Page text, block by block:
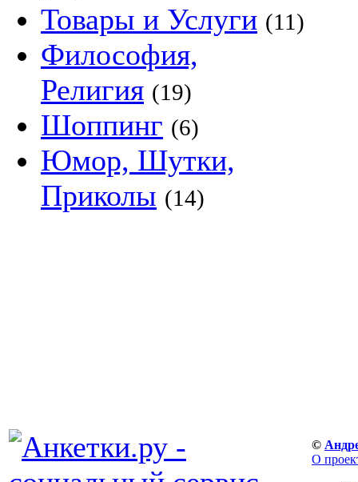
Товары и Услуги (11)
Философия,
Религия (19)
Шоппинг (6)
Юмор, Шутки,
Приколы (14)
©
О